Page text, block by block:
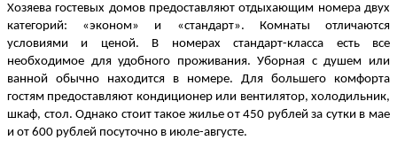
Хозяева гостевых домов предоставляют отдыхающим номера двух
категорий: «эконом» и «стандарт». Комнаты отличаются
условиями и ценой. В номерах стандарт-класса есть все
необходимое для удобного проживания. Уборная с душем или
ванной обычно находится в номере. Для большего комфорта
гостям предоставляют кондиционер или вентилятор, холодильник,
шкаф, стол. Однако стоит такое жилье от 450 рублей за сутки в мае
и от 600 рублей посуточно в июле-августе.